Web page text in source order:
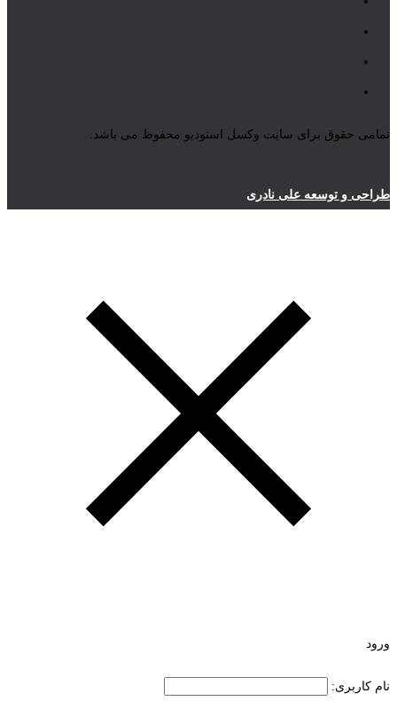
تمامی حقوق برای سایت وکسل استودیو محفوظ می باشد.
طراحی و توسعه علی نادری
ورود
نام کاربری: